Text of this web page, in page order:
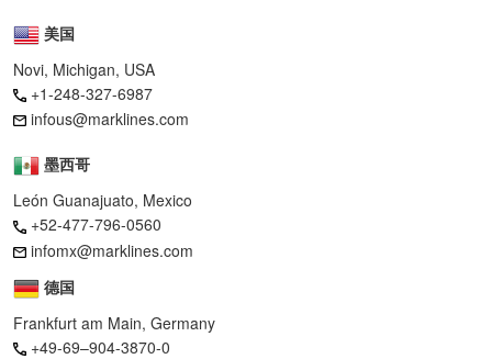
美国
Novi, Michigan, USA
+1-248-327-6987
infous@marklines.com
墨西哥
León Guanajuato, Mexico
+52-477-796-0560
infomx@marklines.com
德国
Frankfurt am Main, Germany
+49-69–904-3870-0